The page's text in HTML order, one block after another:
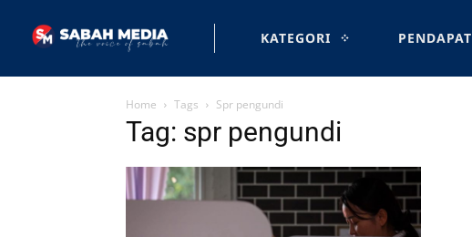
KATEGORI PENDAPAT
Home Tags Spr pengundi
Tag: spr pengundi